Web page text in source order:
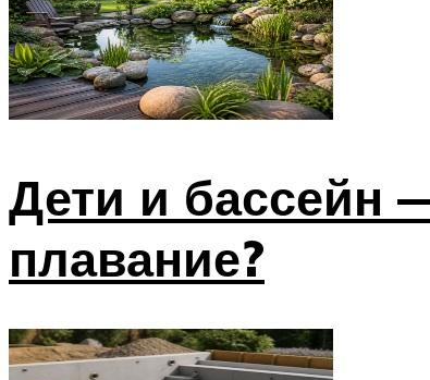
Дети и бассейн
плавание?